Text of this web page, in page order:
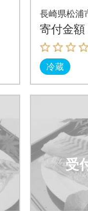
タイ(約
長崎県松浦
寄付金額
冷蔵
受